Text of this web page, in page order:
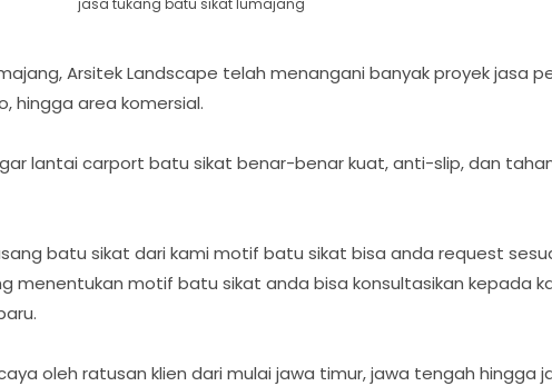
jasa tukang batu sikat lumajang
Arsitek Landscape telah menangani banyak proyek jasa
hingga area komersial.
lantai carport batu sikat benar-benar kuat, anti-slip, dan
batu sikat dari kami motif batu sikat bisa anda request
menentukan motif batu sikat anda bisa konsultasikan kepada
oleh ratusan klien dari mulai jawa timur, jawa tengah hingga